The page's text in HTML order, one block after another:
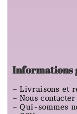
Informations
–Livraisons et
–Nous contacter
–Qui-sommes